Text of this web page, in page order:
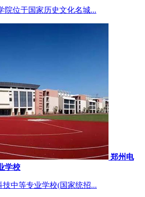
位于国家历史文化名城...
郑州电
学校
中等专业学校(国家统招...